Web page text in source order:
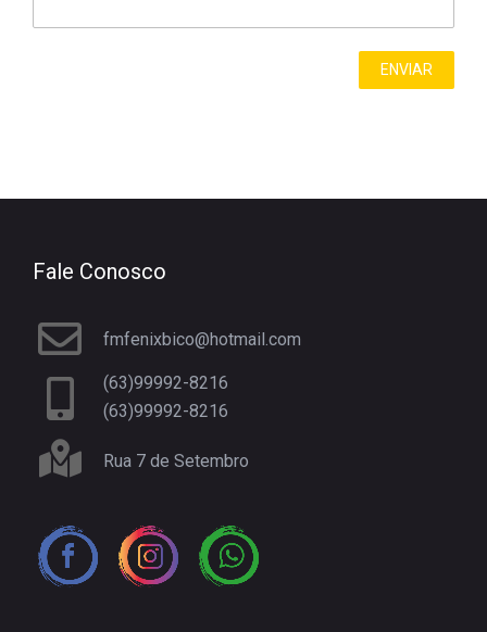
Fale Conosco
fmfenixbico@hotmail.com
(63)99992-8216
(63)99992-8216
Rua 7 de Setembro